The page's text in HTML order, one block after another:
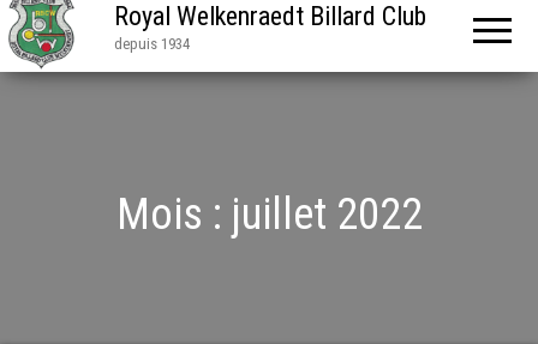
Royal Welkenraedt Billard Club
depuis 1934
Mois : juillet 2022